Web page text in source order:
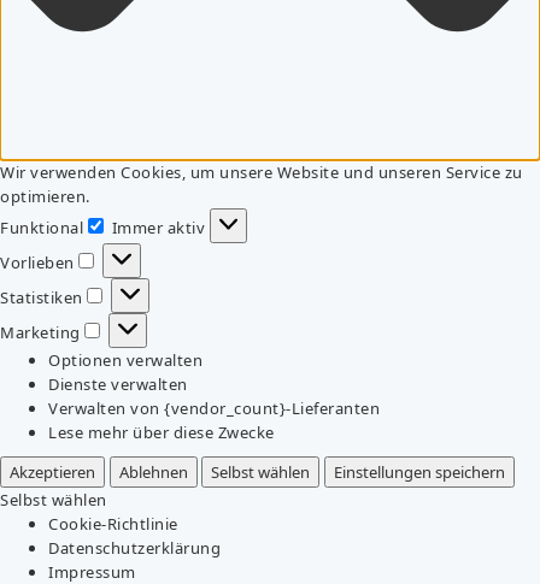
Wir verwenden Cookies, um unsere Website und unseren Service zu
optimieren.
Funktional
Funktional
Immer aktiv
Vorlieben
Vorlieben
Statistiken
Statistiken
Marketing
Marketing
Optionen verwalten
Dienste verwalten
Verwalten von {vendor_count}-Lieferanten
Lese mehr über diese Zwecke
Akzeptieren
Ablehnen Selbst wählen
Einstellungen speichern
Selbst wählen
Cookie-Richtlinie
Datenschutzerklärung
Impressum